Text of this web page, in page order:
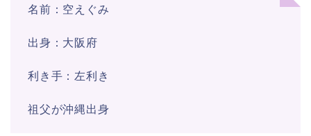
名前：空えぐみ
出身：大阪府
利き手：左利き
祖父が沖縄出身